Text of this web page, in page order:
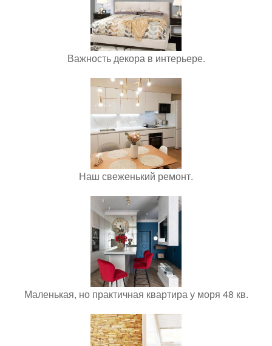
Важность декора в интерьере.
Наш свеженький ремонт.
Маленькая, но практичная квартира у моря 48 кв.